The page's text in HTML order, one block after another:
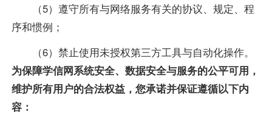
（5）遵守所有与网络服务有关的协议、规定、程
序和惯例；
（6）禁止使用未授权第三方工具与自动化操作。
为保障学信网系统安全、数据安全与服务的公平可用，
维护所有用户的合法权益，您承诺并保证遵循以下内
容：